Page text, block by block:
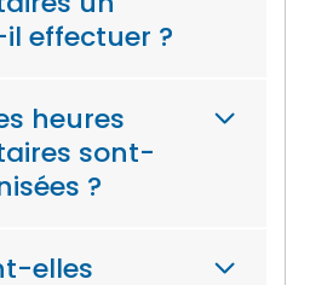
effectuer ?
heures
sont-
?
elles